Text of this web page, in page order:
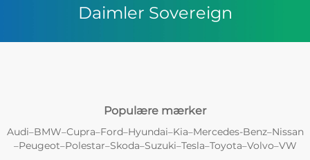
Daimler Sovereign
Populære mærker
Audi–BMW–Cupra–Ford–Hyundai–Kia–Mercedes-Benz–Nissan
–Peugeot–Polestar–Skoda–Suzuki–Tesla–Toyota–Volvo–VW